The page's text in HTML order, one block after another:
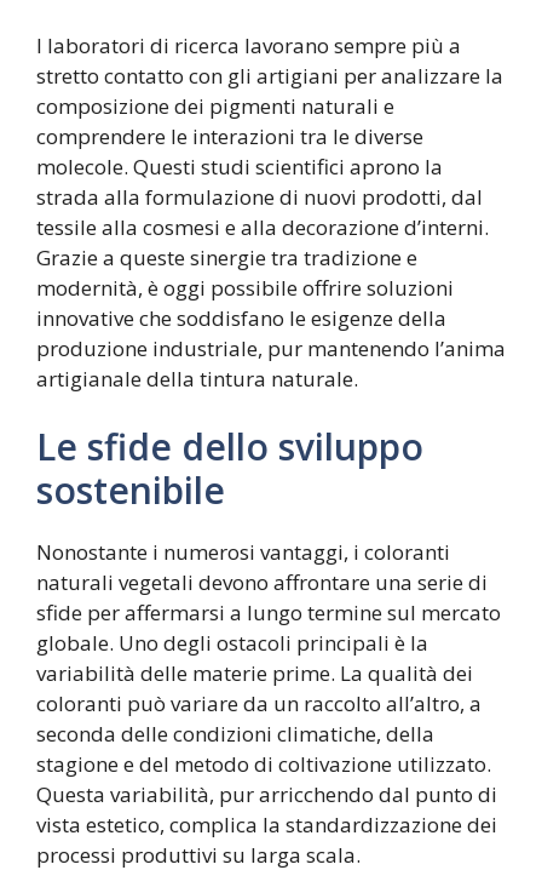
I laboratori di ricerca lavorano sempre più a
stretto contatto con gli artigiani per analizzare la
composizione dei pigmenti naturali e
comprendere le interazioni tra le diverse
molecole. Questi studi scientifici aprono la
strada alla formulazione di nuovi prodotti, dal
tessile alla cosmesi e alla decorazione d’interni.
Grazie a queste sinergie tra tradizione e
modernità, è oggi possibile offrire soluzioni
innovative che soddisfano le esigenze della
produzione industriale, pur mantenendo l’anima
artigianale della tintura naturale.
Le sfide dello sviluppo
sostenibile
Nonostante i numerosi vantaggi, i coloranti
naturali vegetali devono affrontare una serie di
sfide per affermarsi a lungo termine sul mercato
globale. Uno degli ostacoli principali è la
variabilità delle materie prime. La qualità dei
coloranti può variare da un raccolto all’altro, a
seconda delle condizioni climatiche, della
stagione e del metodo di coltivazione utilizzato.
Questa variabilità, pur arricchendo dal punto di
vista estetico, complica la standardizzazione dei
processi produttivi su larga scala.